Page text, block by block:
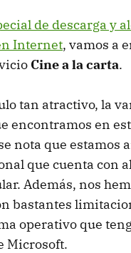
de descarga y
Internet, vamos a
Cine a la carta.
tan atractivo, la
encontramos en
nota que estamos
que cuenta con
Además, nos
bastantes
operativo que
Microsoft.